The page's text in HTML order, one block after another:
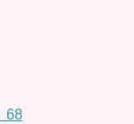
68